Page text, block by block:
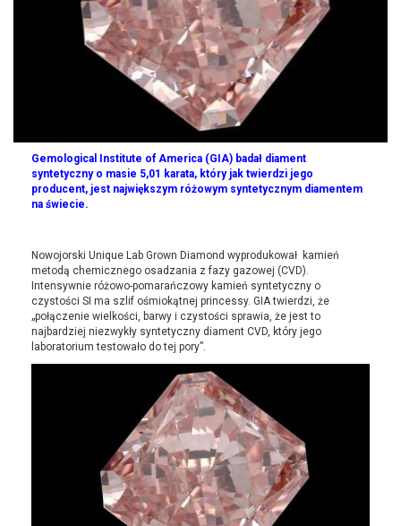
Gemological Institute of America (GIA) badał diament
syntetyczny o masie 5,01 karata, który jak twierdzi jego
producent, jest największym różowym syntetycznym diamentem
na świecie.
Nowojorski Unique Lab Grown Diamond wyprodukował kamień
metodą chemicznego osadzania z fazy gazowej (CVD).
Intensywnie różowo-pomarańczowy kamień syntetyczny o
czystości SI ma szlif ośmiokątnej princessy. GIA twierdzi, że
„połączenie wielkości, barwy i czystości sprawia, że ​​jest to
najbardziej niezwykły syntetyczny diament CVD, który jego
laboratorium testowało do tej pory”.